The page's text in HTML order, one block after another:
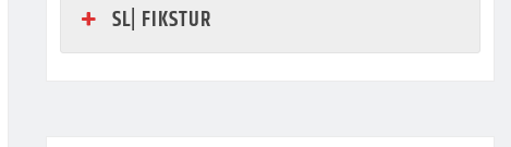
SL| FIKSTUR